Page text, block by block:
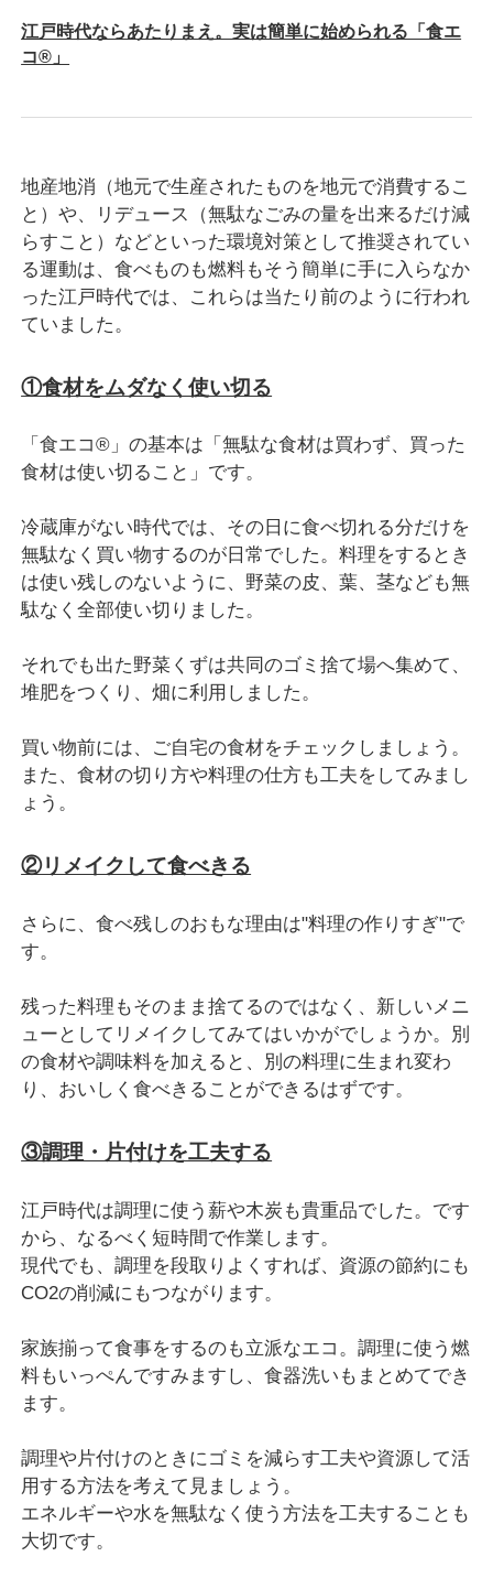
江戸時代ならあたりまえ。実は簡単に始められる「食エ
コ®」
地産地消（地元で生産されたものを地元で消費するこ
と）や、リデュース（無駄なごみの量を出来るだけ減
らすこと）などといった環境対策として推奨されてい
る運動は、食べものも燃料もそう簡単に手に入らなか
った江戸時代では、これらは当たり前のように行われ
ていました。
①食材をムダなく使い切る
「食エコ®」の基本は「無駄な食材は買わず、買った
食材は使い切ること」です。
冷蔵庫がない時代では、その日に食べ切れる分だけを
無駄なく買い物するのが日常でした。料理をするとき
は使い残しのないように、野菜の皮、葉、茎なども無
駄なく全部使い切りました。
それでも出た野菜くずは共同のゴミ捨て場へ集めて、
堆肥をつくり、畑に利用しました。
買い物前には、ご自宅の食材をチェックしましょう。
また、食材の切り方や料理の仕方も工夫をしてみまし
ょう。
②リメイクして食べきる
さらに、食べ残しのおもな理由は"料理の作りすぎ"で
す。
残った料理もそのまま捨てるのではなく、新しいメニ
ューとしてリメイクしてみてはいかがでしょうか。別
の食材や調味料を加えると、別の料理に生まれ変わ
り、おいしく食べきることができるはずです。
③調理・片付けを工夫する
江戸時代は調理に使う薪や木炭も貴重品でした。です
から、なるべく短時間で作業します。
現代でも、調理を段取りよくすれば、資源の節約にも
CO2の削減にもつながります。
家族揃って食事をするのも立派なエコ。調理に使う燃
料もいっぺんですみますし、食器洗いもまとめてでき
ます。
調理や片付けのときにゴミを減らす工夫や資源して活
用する方法を考えて見ましょう。
エネルギーや水を無駄なく使う方法を工夫することも
大切です。